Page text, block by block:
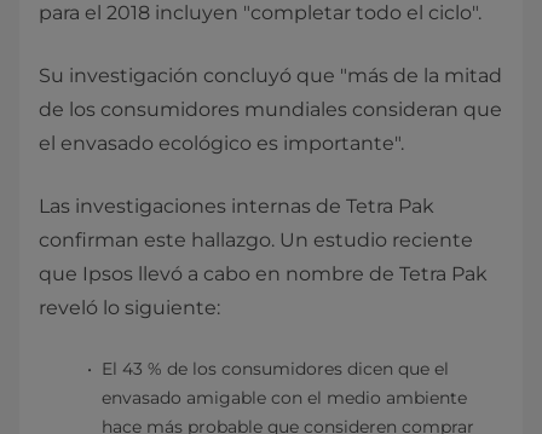
para el 2018 incluyen "completar todo el ciclo".
Su investigación concluyó que "más de la mitad
de los consumidores mundiales consideran que
el envasado ecológico es importante".
Las investigaciones internas de Tetra Pak
confirman este hallazgo. Un estudio reciente
que Ipsos llevó a cabo en nombre de Tetra Pak
reveló lo siguiente:
El 43 % de los consumidores dicen que el
envasado amigable con el medio ambiente
hace más probable que consideren comprar